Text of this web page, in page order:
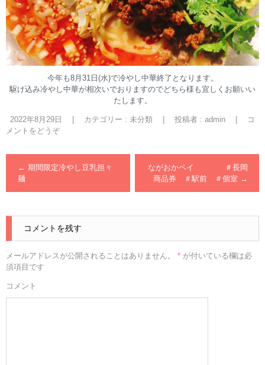
今年も8月31日(水)で冷やし中華終了となります。
駆け込み冷やし中華が相次いでおりますのでどちら様も宜しくお願いい
たします。
2022年8月29日 カテゴリー : 未分類 投稿者 : admin
コ
メントをどうぞ
← 期間限定冷やし豆乳担々
麺
ながおかペイ ＃長岡
商品券 ＃駅前 ＃個室 →
コメントを残す
メールアドレスが公開されることはありません。 * が付いている欄は必
須項目です
コメント